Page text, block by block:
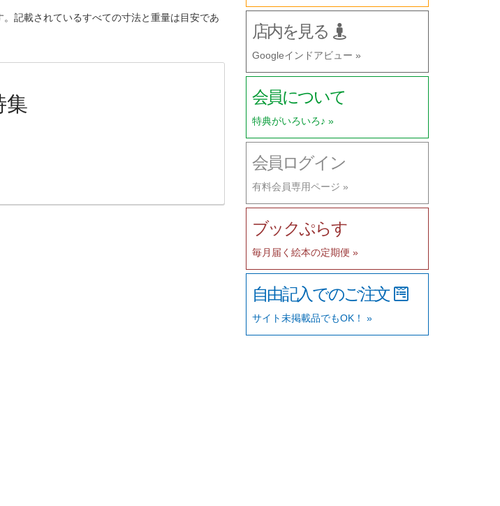
記載されているすべての寸法と重量は目安であ
集
店内を見る
Googleインドアビュー »
会員について
特典がいろいろ♪ »
会員ログイン
有料会員専用ページ »
ブックぷらす
毎月届く絵本の定期便 »
自由記入でのご注文
サイト未掲載品でもOK！ »